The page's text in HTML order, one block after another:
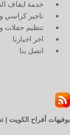
خدمة ايقاف
تاجير كراسي
تنظيم حفلات
اخر اخبارنا
اتصل بنا
بوفيهات أفراح الكويت |